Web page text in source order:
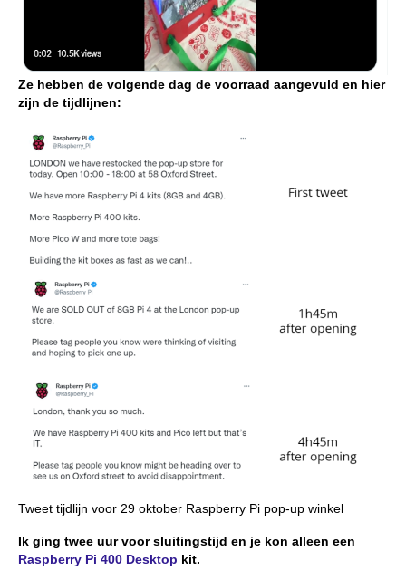
Ze hebben de volgende dag de voorraad aangevuld en hier
zijn de tijdlijnen:
Tweet tijdlijn voor 29 oktober Raspberry Pi pop-up winkel
Ik ging twee uur voor sluitingstijd en je kon alleen een
Raspberry Pi 400 Desktop kit.